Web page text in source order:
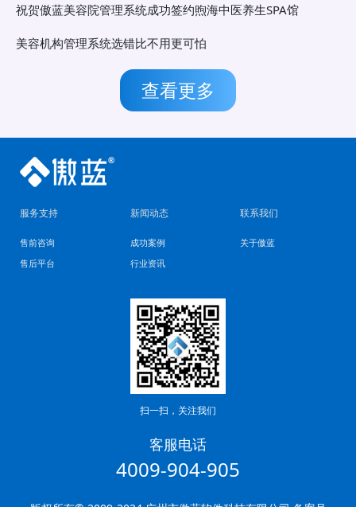
祝贺傲蓝美容院管理系统成功签约煦海中医养生SPA馆
美容机构管理系统选错比不用更可怕
查看更多
服务支持
售前咨询
售后平台
新闻动态
成功案例
行业资讯
联系我们
关于傲蓝
扫一扫，关注我们
客服电话
4009-904-905